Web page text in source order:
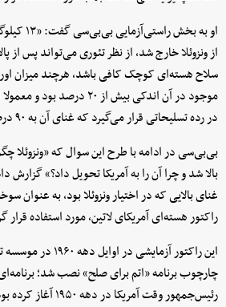
او به بخش
از ونزوئلا خارج شد، از نظر تئوری می‌تواند پس از
موجود در آن اندکی بیش از ۲۰
در رده تسلیحاتی قرار می‌گیرد که غنای آن به ۹۰ درصد یا بیشتر برسد.»
بی‌بی‌سی در ادامه با طرح این سوال که «ونزوئلا
راکتور هسته‌ای آمریکای لاتین، مورد استفاده قرار
این راکتور آزمایشی
چارچوب برنامه «اتم برای صلح» نصب شد؛
رئیس‌جمهور وقت آمریکا در دهه ۱۹۵۰ آغاز کرده بود.